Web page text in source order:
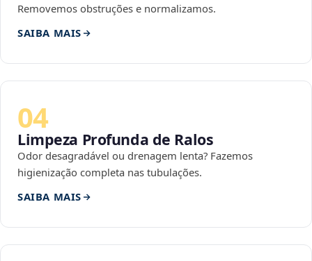
Removemos obstruções e normalizamos.
SAIBA MAIS
04
Limpeza Profunda de Ralos
Odor desagradável ou drenagem lenta? Fazemos
higienização completa nas tubulações.
SAIBA MAIS